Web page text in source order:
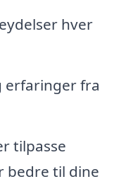
hver
erfaringer fra
tilpasse
bedre til dine